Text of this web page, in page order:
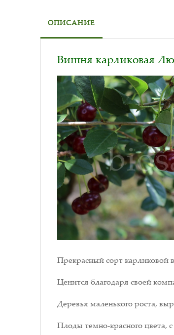
ОПИСАНИЕ
Вишня карликовая
Прекрасный сорт карликовой
Ценится благодаря своей
Деревья маленького роста,
Плоды темно-красного цвета,